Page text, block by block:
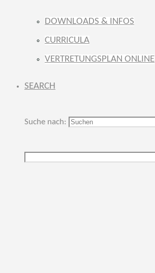
DOWNLOADS & INFOS
CURRICULA
VERTRETUNGSPLAN ONLINE
SEARCH
Suche nach: